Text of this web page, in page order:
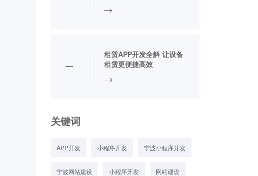
租赁APP开发全解 让设备
租赁更便捷高效
关键词
APP开发 小程序开发 宁波小程序开发
宁波网站建设 小程序开发 网站建设